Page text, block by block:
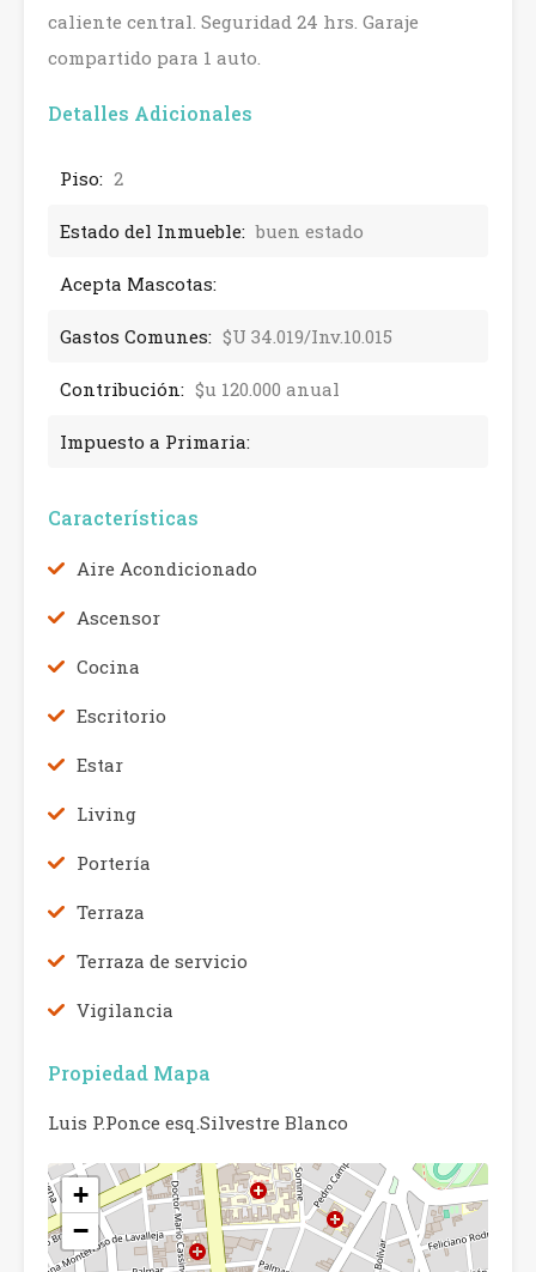
caliente central. Seguridad 24 hrs. Garaje
compartido para 1 auto.
Detalles Adicionales
Piso: 2
Estado del Inmueble: buen estado
Acepta Mascotas:
Gastos Comunes: $U 34.019/Inv.10.015
Contribución: $u 120.000 anual
Impuesto a Primaria:
Características
Aire Acondicionado
Ascensor
Cocina
Escritorio
Estar
Living
Portería
Terraza
Terraza de servicio
Vigilancia
Propiedad Mapa
Luis P.Ponce esq.Silvestre Blanco
+
−